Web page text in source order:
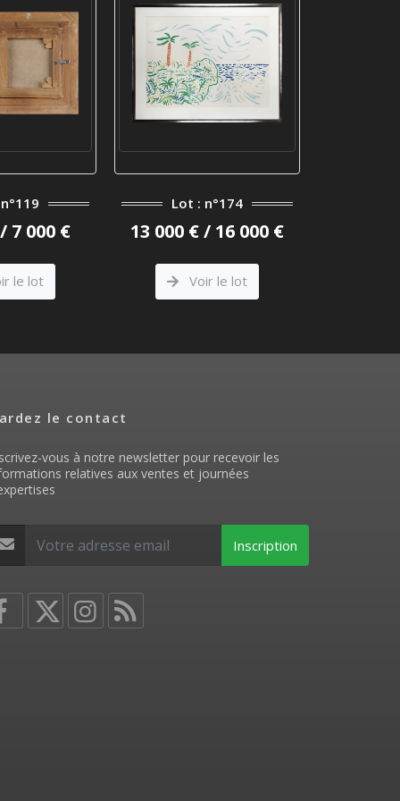
7 000 €
le lot
Lot : n°174
13 000 € / 16 000 €
Voir le lot
le contact
vous à notre newsletter pour recevoir les
relatives aux ventes et journées
Inscription